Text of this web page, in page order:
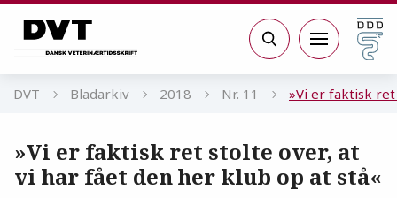
Søg
DVT Bladarkiv 2018 Nr. 11 »Vi er faktisk
»Vi er faktisk ret stolte over, at
vi har fået den her klub op at stå«